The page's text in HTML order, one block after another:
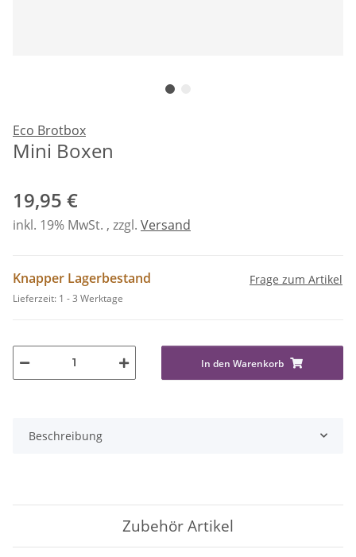
Eco Brotbox
Mini Boxen
19,95 €
inkl. 19% MwSt. , zzgl. Versand
Knapper Lagerbestand
Lieferzeit: 1 - 3 Werktage
Frage zum Artikel
In den Warenkorb
Beschreibung
Zubehör Artikel